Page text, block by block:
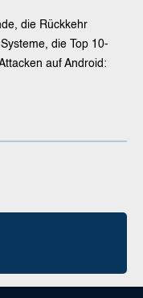
die Rückkehr
die Top 10-
auf Android: